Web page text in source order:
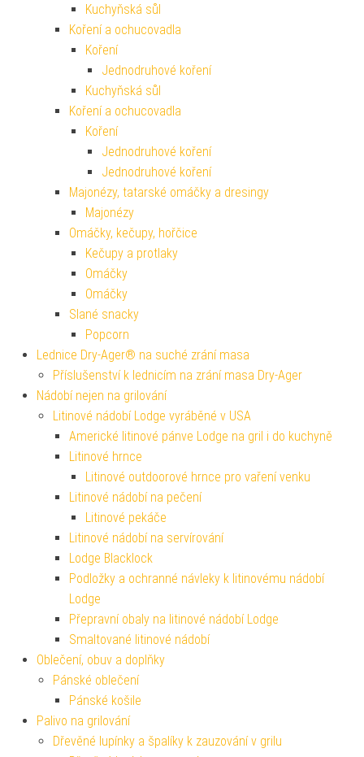
Kuchyňská sůl
Koření a ochucovadla
Koření
Jednodruhové koření
Kuchyňská sůl
Koření a ochucovadla
Koření
Jednodruhové koření
Jednodruhové koření
Majonézy, tatarské omáčky a dresingy
Majonézy
Omáčky, kečupy, hořčice
Kečupy a protlaky
Omáčky
Omáčky
Slané snacky
Popcorn
Lednice Dry-Ager® na suché zrání masa
Příslušenství k lednicím na zrání masa Dry-Ager
Nádobí nejen na grilování
Litinové nádobí Lodge vyráběné v USA
Americké litinové pánve Lodge na gril i do kuchyně
Litinové hrnce
Litinové outdoorové hrnce pro vaření venku
Litinové nádobí na pečení
Litinové pekáče
Litinové nádobí na servírování
Lodge Blacklock
Podložky a ochranné návleky k litinovému nádobí
Lodge
Přepravní obaly na litinové nádobí Lodge
Smaltované litinové nádobí
Oblečení, obuv a doplňky
Pánské oblečení
Pánské košile
Palivo na grilování
Dřevěné lupínky a špalíky k zauzování v grilu